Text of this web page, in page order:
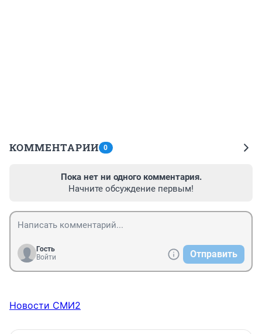
КОММЕНТАРИИ 0
Пока нет ни одного комментария.
Начните обсуждение первым!
Гость
Войти
Отправить
Новости СМИ2